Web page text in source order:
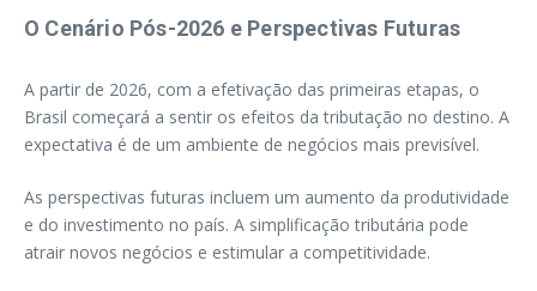
O Cenário Pós-2026 e Perspectivas Futuras
A partir de 2026, com a efetivação das primeiras etapas, o
Brasil começará a sentir os efeitos da tributação no destino. A
expectativa é de um ambiente de negócios mais previsível.
As perspectivas futuras incluem um aumento da produtividade
e do investimento no país. A simplificação tributária pode
atrair novos negócios e estimular a competitividade.